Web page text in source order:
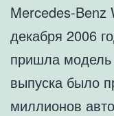
Mercedes-Benz
декабря 2006
пришла модель
выпуска было
миллионов